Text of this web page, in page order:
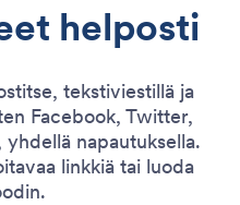
helposti
tekstiviestillä ja
Facebook, Twitter,
napautuksella.
linkkiä tai luoda